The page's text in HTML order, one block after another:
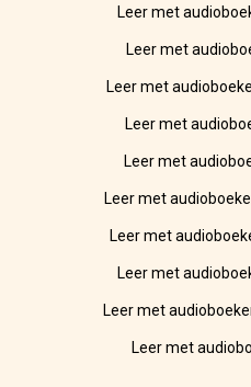
Leer met
Leer met
Leer met
Leer met
Leer met
Leer met
Leer met
Leer met
Leer met
Leer met